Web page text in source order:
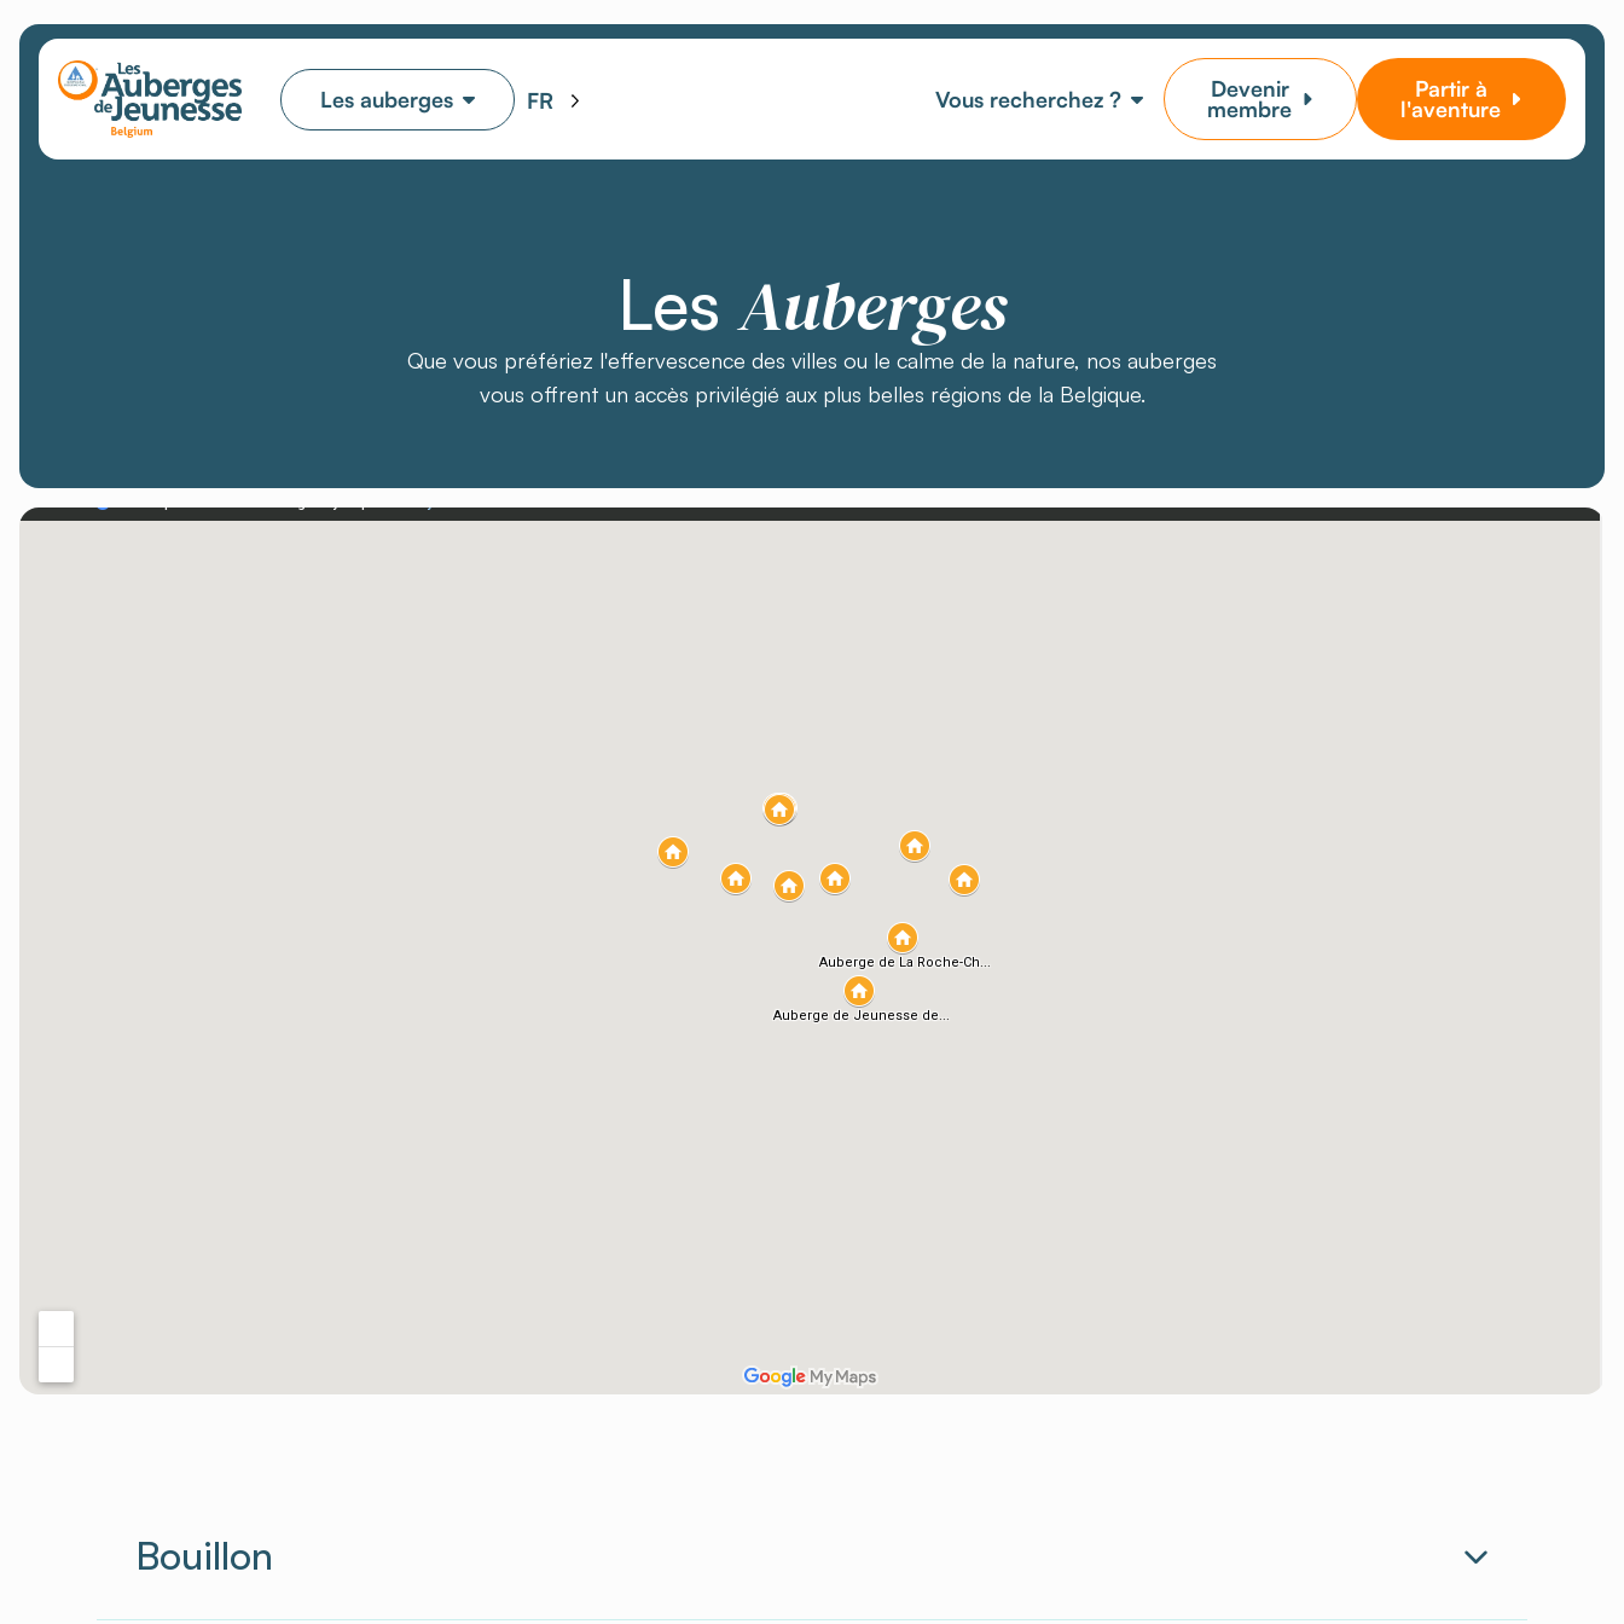
Les auberges FR Vous recherchez ? Devenir
membre
Partir à
l'aventure
Les Auberges
Que vous préfériez l'effervescence des villes ou le calme de la nature, nos auberges
vous offrent un accès privilégié aux plus belles régions de la Belgique.
Bouillon